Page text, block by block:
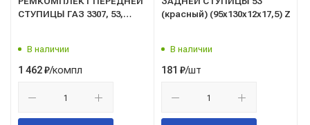
СТУПИЦЫ ГАЗ 3307, 53,
В наличии
1 462₽/компл
(красный) (95х130х12х17,5)
В наличии
181 ₽/шт